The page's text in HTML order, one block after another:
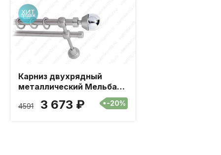
Хит
продаж
Карниз двухрядный
металлический Мельба
Сатин 16мм длиной 360
см
4591 3 673 ₽ -20%